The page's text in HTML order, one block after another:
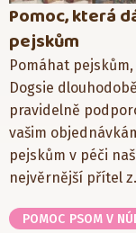
Pomoc, která
pejskům
Pomáhat
Dogsie
pravidelně
vašim
pejskům v péči
nejvěrnější přítel
POMOC PSOM V